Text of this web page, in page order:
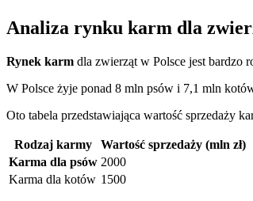
Analiza rynku karm dla
Rynek karm dla zwierząt w Polsce jest bardzo
W Polsce żyje ponad 8 mln psów i 7,1 mln
Oto tabela przedstawiająca wartość sprzedaży
Rodzaj karmy
Wartość sprzedaży (mln zł)
Karma dla psów 2000
Karma dla kotów 1500